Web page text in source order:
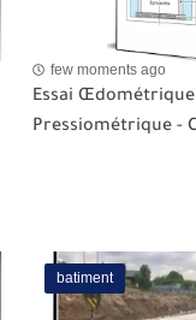
few moments ago
Essai Œdométrique
Pressiométrique -
batiment